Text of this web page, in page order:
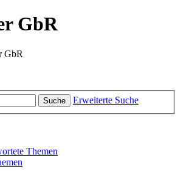
GbR
GbR
Suche Erweiterte Suche
Themen